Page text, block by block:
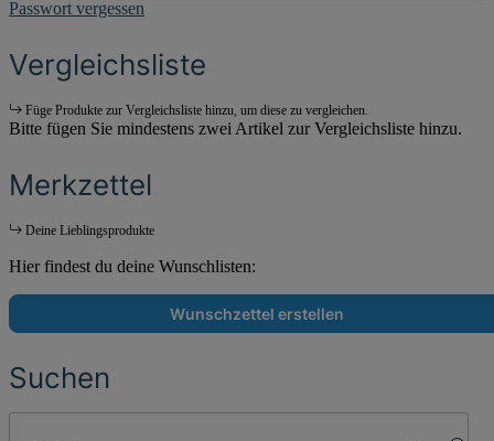
Passwort vergessen
Vergleichsliste
Füge Produkte zur Vergleichsliste hinzu, um diese zu vergleichen.
Bitte fügen Sie mindestens zwei Artikel zur Vergleichsliste hinzu.
Merkzettel
Deine Lieblingsprodukte
Hier findest du deine Wunschlisten:
Wunschzettel erstellen
Suchen